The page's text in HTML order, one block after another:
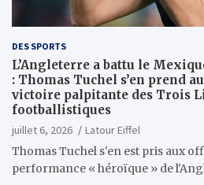
DES SPORTS
L’Angleterre a battu le
: Thomas Tuchel s’en prend
victoire palpitante des Trois
footballistiques
juillet 6, 2026
Latour Eiffel
Thomas Tuchel s'en est pris aux
performance « héroïque » de